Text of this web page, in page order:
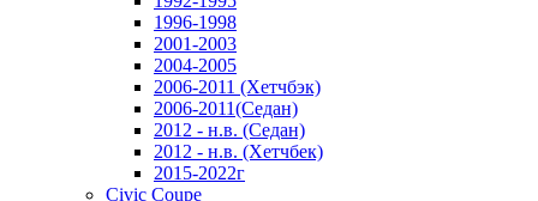
1996-1998
2001-2003
2004-2005
2006-2011 (Хетчбэк)
2006-2011(Седан)
2012 - н.в. (Седан)
2012 - н.в. (Хетчбек)
2015-2022г
Civic Coupe